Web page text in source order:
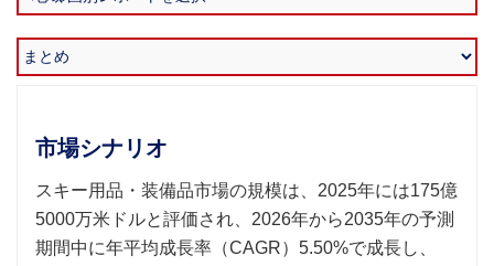
市場シナリオ
スキー用品・装備品市場の規模は、2025年には175億
5000万米ドルと評価され、2026年から2035年の予測
期間中に年平均成長率（CAGR）5.50%で成長し、